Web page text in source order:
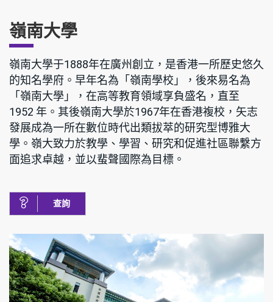
嶺南大學
嶺南大學于1888年在廣州創立，是香港一所歷史悠久
的知名學府。早年名為「嶺南學校」，後來易名為
「嶺南大學」，在高等教育領域享負盛名，直至
1952 年。其後嶺南大學於1967年在香港複校，矢志
發展成為一所在數位時代出類拔萃的研究型博雅大
學。嶺大致力於教學、學習、研究和促進社區聯繫方
面追求卓越，並以蜚聲國際為目標。
查詢